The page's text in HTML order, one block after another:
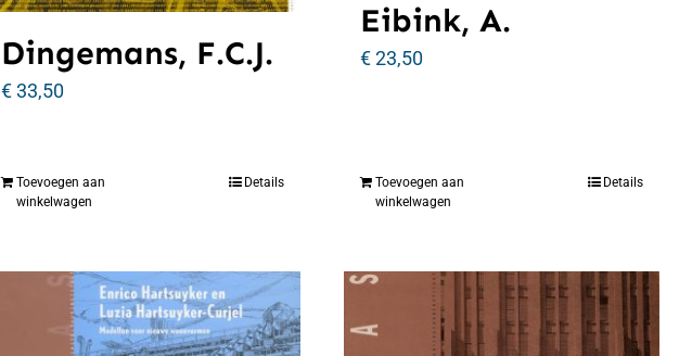
Dingemans, F.C.J.
€33,50
Toevoegen aan
winkelwagen
Details
Eibink, A.
€23,50
Toevoegen aan
winkelwagen
Details